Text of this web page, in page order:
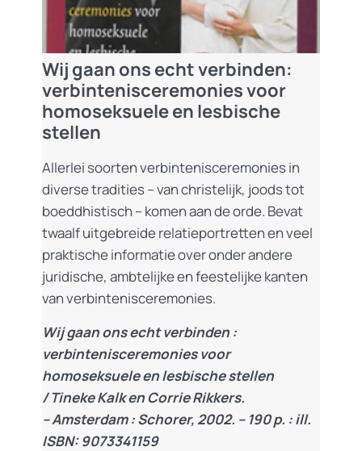
Wij gaan ons echt verbinden:
verbintenisceremonies voor
homoseksuele en lesbische
stellen
Allerlei soorten verbintenisceremonies in
diverse tradities – van christelijk, joods tot
boeddhistisch – komen aan de orde. Bevat
twaalf uitgebreide relatieportretten en veel
praktische informatie over onder andere
juridische, ambtelijke en feestelijke kanten
van verbintenisceremonies.
Wij gaan ons echt verbinden :
verbintenisceremonies voor
homoseksuele en lesbische stellen
/ Tineke Kalk en Corrie Rikkers.
– Amsterdam : Schorer, 2002. – 190 p. : ill.
ISBN: 9073341159